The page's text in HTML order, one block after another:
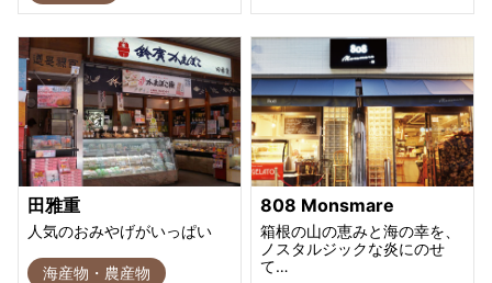
田雅重
人気のおみやげがいっぱい
海産物・農産物
808 Monsmare
箱根の山の恵みと海の幸を、
ノスタルジックな炎にのせ
て…